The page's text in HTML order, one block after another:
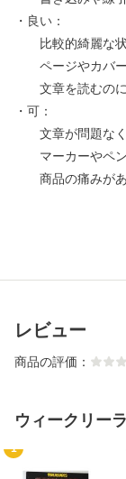
・良い：
比較的綺麗な状
ページやカバー
文章を読むのに
・可：
文章が問題なく
マーカーやペン
商品の痛みがあ
レビュー
商品の評価：
ウィークリー
1